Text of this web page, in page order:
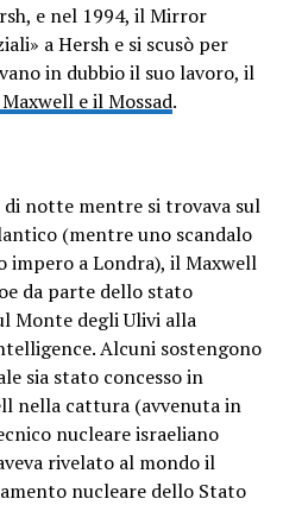
e nel 1994, il Mirror
a Hersh e si scusò per
in dubbio il suo lavoro, il
e il Mossad.
notte mentre si trovava sul
(mentre uno scandalo
impero a Londra), il Maxwell
da parte dello stato
Monte degli Ulivi alla
Alcuni sostengono
sia stato concesso in
nella cattura (avvenuta in
nucleare israeliano
rivelato al mondo il
nucleare dello Stato